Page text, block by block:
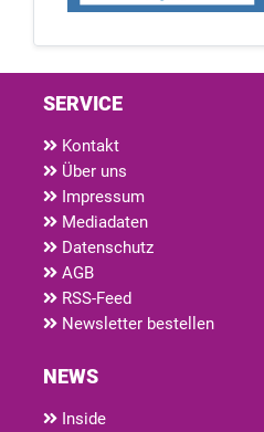
SERVICE
Kontakt
Über uns
Impressum
Mediadaten
Datenschutz
AGB
RSS-Feed
Newsletter bestellen
NEWS
Inside